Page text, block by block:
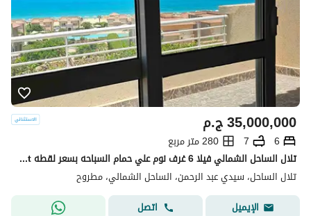
ج.م35,000,000
6
7
280 متر مربع
تلال الساحل الشمالي فيلا 6 غرف نوم علي حمام السباحه بسعر لقطه telal north coast
تلال الساحل، سيدي عبد الرحمن، الساحل الشمالي، مطروح
الإيميل
اتصل